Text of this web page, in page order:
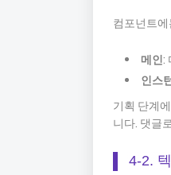
컴포넌트에
메인:
인스
기획 단계
니다. 댓글
4-2.